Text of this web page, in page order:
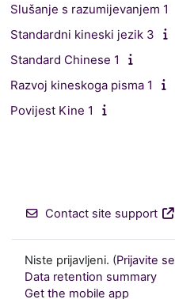
Slušanje s razumijevanjem 1
Standardni kineski jezik 3
Standard Chinese 1
Razvoj kineskoga pisma 1
Povijest Kine 1
Contact site support
Niste prijavljeni. (Prijavite se
Data retention summary
Get the mobile app